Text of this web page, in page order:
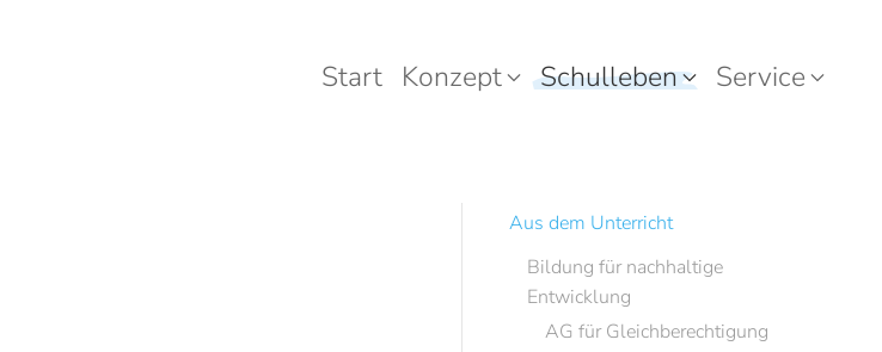
Start Konzept Schulleben Service
Aus dem Unterricht
Bildung für nachhaltige
Entwicklung
AG für Gleichberechtigung